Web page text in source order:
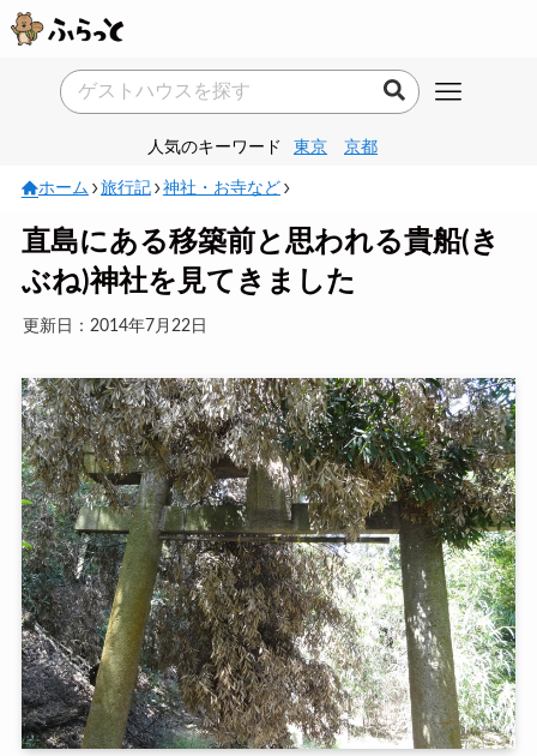
人気のキーワード 東京 京都
ホーム 旅行記 神社・お寺など
直島にある移築前と思われる貴船(き
ぶね)神社を見てきました
更新日：2014年7月22日